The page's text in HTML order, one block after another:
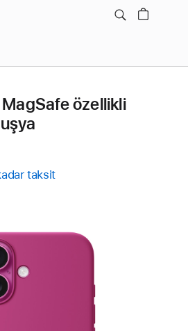
özellikli
taksit